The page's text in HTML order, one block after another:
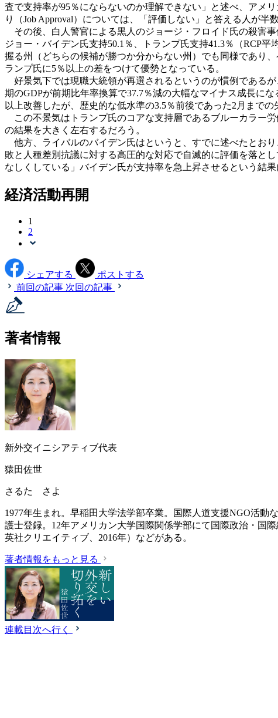
査で支持率が95％にならないのか理解できない」と述べ、アメ
り（Job Approval）については、「評価しない」と答える人が半
その後、白人警官による黒人のジョージ・フロイド氏の殺害
ジョー・バイデン氏支持50.1％、トランプ氏支持41.3％（RCP
握る州（どちらの候補が勝つか分からない州）でも同様であり
ランプ氏に5％以上の差をつけて優勢となっている。
好景気下では現職大統領が再選されるというのが慣例である
期のGDPが前期比年率換算で37.7％減の大幅なマイナス成長に
以上改善したが、歴史的な低水準の3.5％前後であった2月までの
この不景気はトランプ氏のコアな支持層であるブルーカラー
の結果を大きく左右するだろう。
他方、ライバルのバイデン氏はというと、すでに述べたとお
敗と人種差別抗議に対する高圧的な対応で自滅的に評価を落と
なしくしている」バイデン氏が支持率を急上昇させるという結果
経済活動再開
1
2
シェアする
ポストする
前回の記事 次回の記事
著者情報
新外交イニシアティブ代表
猿田佐世
さるた さよ
1977年生まれ。早稲田大学法学部卒業。国際人道支援NGO活動
護士登録。12年アメリカン大学国際関係学部にて国際政治・国
英社クリエイティブ、2016年）などがある。
著者情報をもっと見る
連載目次へ行く